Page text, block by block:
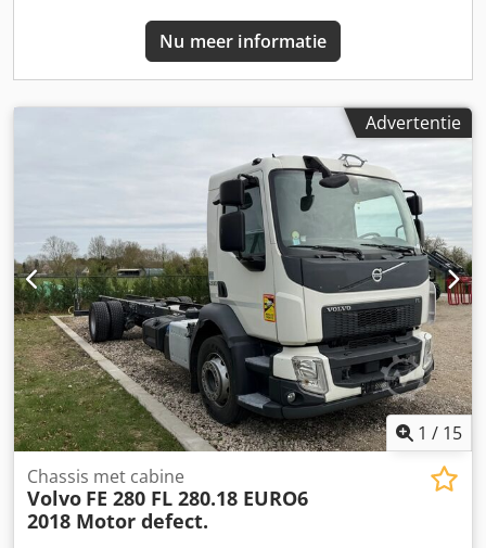
Tautliner Edcha schuifzeil Binnenhoogte 2700 mm
Laadklep DAUTEL 1500 KG, aluminium Trekhaak 2 x
Nu meer informatie
Advertentie
1 / 15
Chassis met cabine
Volvo FE 280 FL 280.18 EURO6
2018 Motor defect.